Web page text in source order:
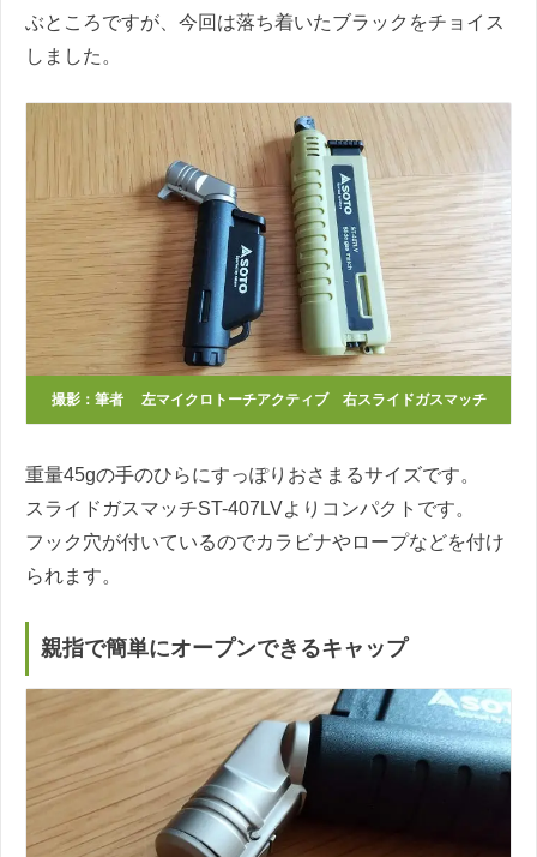
ぶところですが、今回は落ち着いたブラックをチョイス
しました。
撮影：筆者 左マイクロトーチアクティブ 右スライドガスマッチ
重量45gの手のひらにすっぽりおさまるサイズです。
スライドガスマッチST-407LVよりコンパクトです。
フック穴が付いているのでカラビナやロープなどを付け
られます。
親指で簡単にオープンできるキャップ